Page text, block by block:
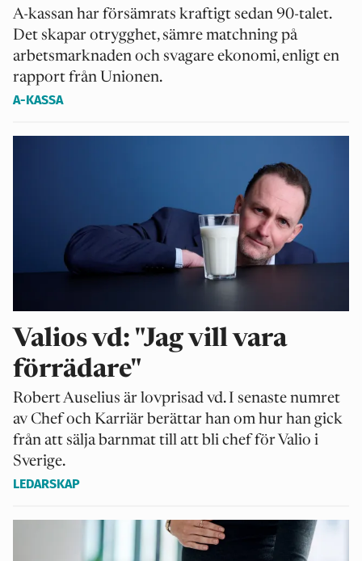
A-kassan har försämrats kraftigt sedan 90-talet.
Det skapar otrygghet, sämre matchning på
arbetsmarknaden och svagare ekonomi, enligt en
rapport från Unionen.
A-KASSA
Valios vd: "Jag vill vara
förrädare"
Robert Auselius är lovprisad vd. I senaste numret
av Chef och Karriär berättar han om hur han gick
från att sälja barnmat till att bli chef för Valio i
Sverige.
LEDARSKAP